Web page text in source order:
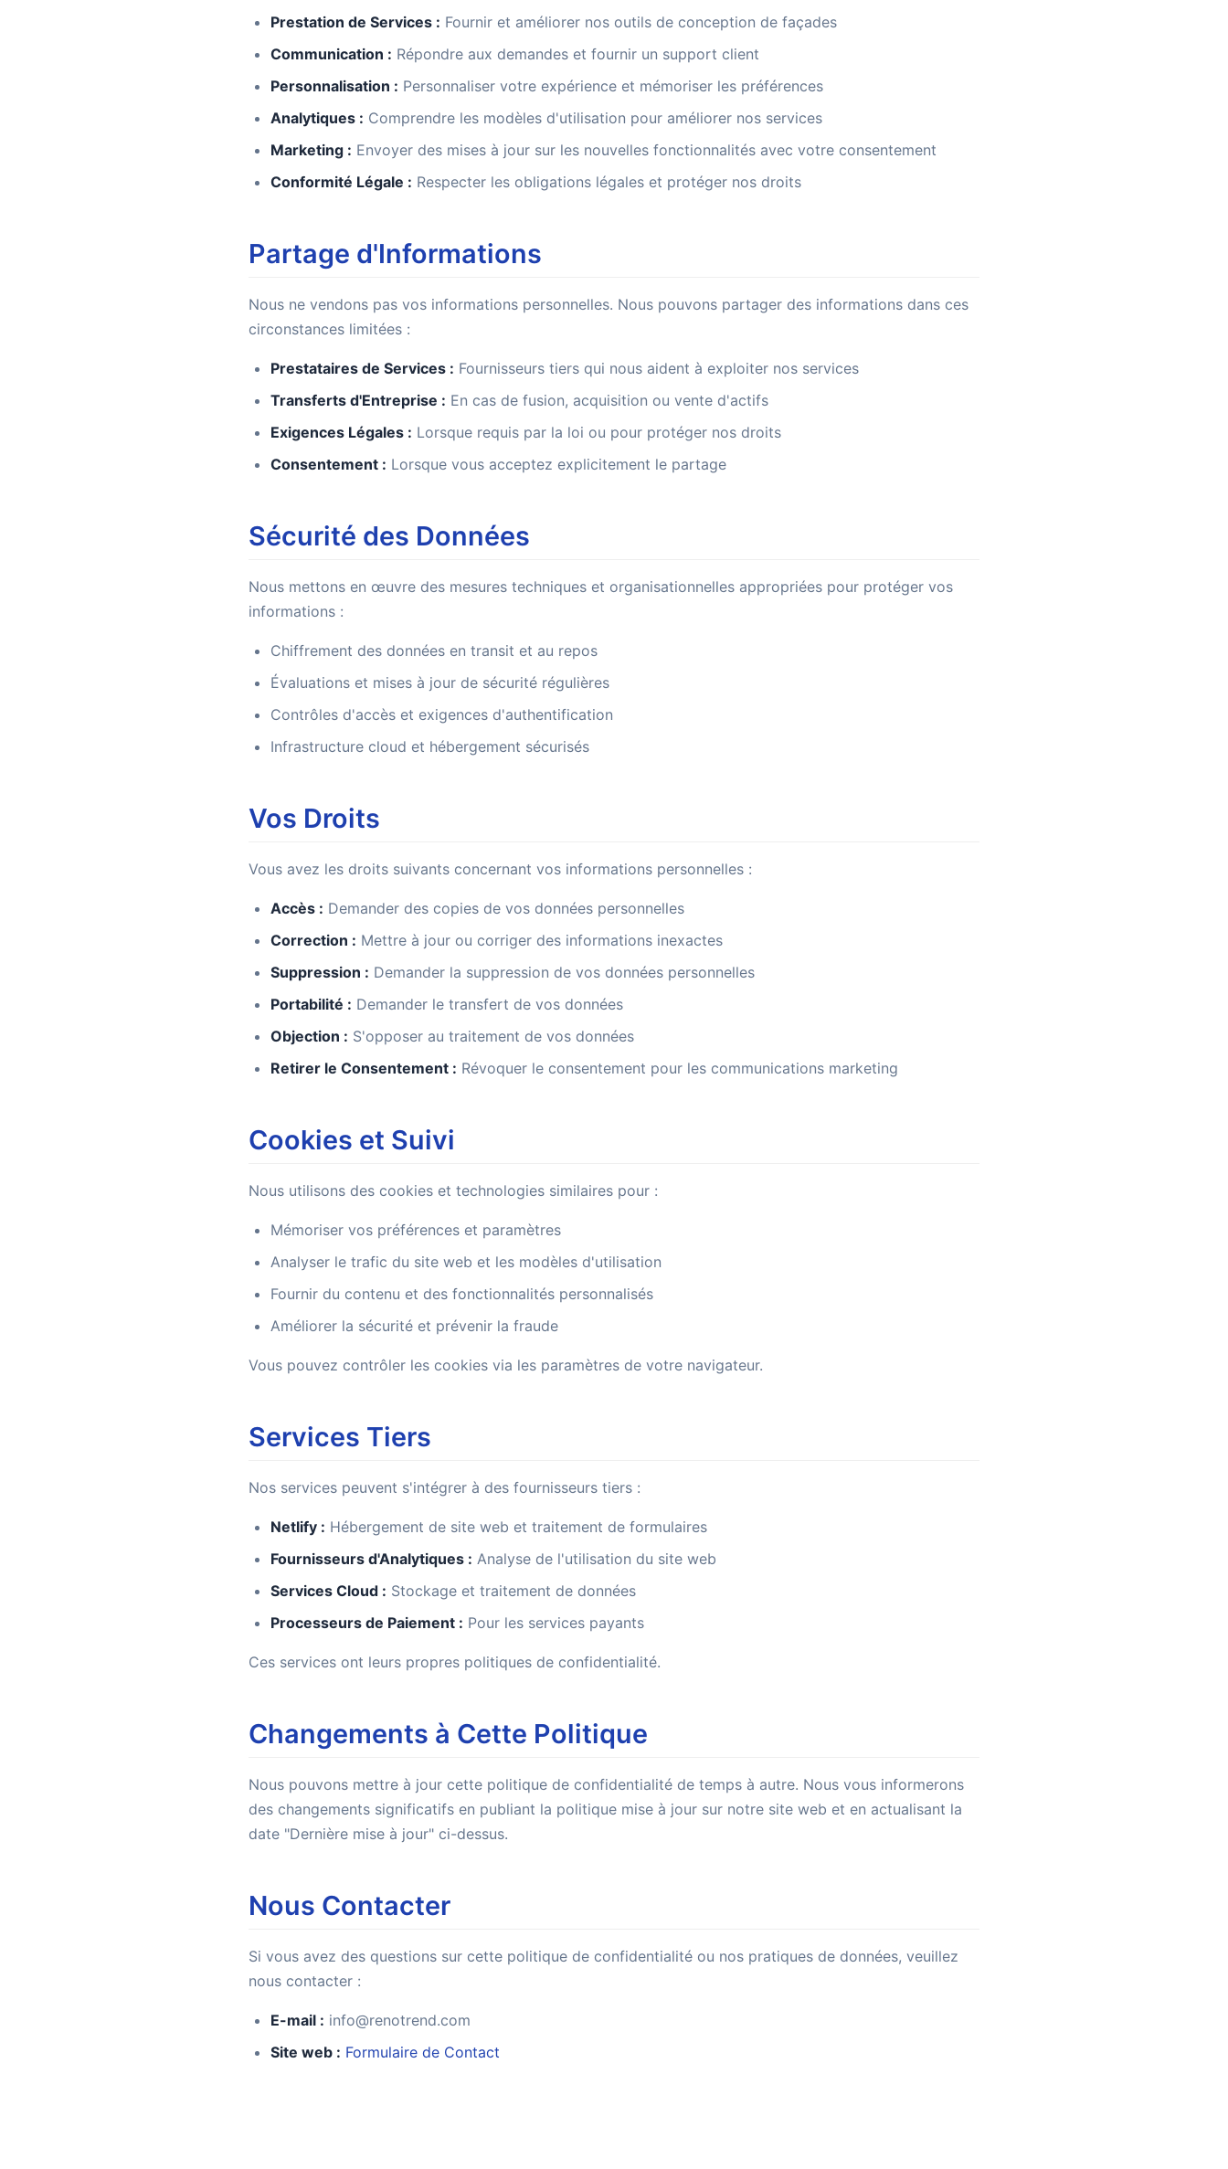
Prestation de Services : Fournir et améliorer nos outils de conception de façades
Communication : Répondre aux demandes et fournir un support client
Personnalisation : Personnaliser votre expérience et mémoriser les préférences
Analytiques : Comprendre les modèles d'utilisation pour améliorer nos services
Marketing : Envoyer des mises à jour sur les nouvelles fonctionnalités avec votre consentement
Conformité Légale : Respecter les obligations légales et protéger nos droits
Partage d'Informations
Nous ne vendons pas vos informations personnelles. Nous pouvons partager des informations dans ces
circonstances limitées :
Prestataires de Services : Fournisseurs tiers qui nous aident à exploiter nos services
Transferts d'Entreprise : En cas de fusion, acquisition ou vente d'actifs
Exigences Légales : Lorsque requis par la loi ou pour protéger nos droits
Consentement : Lorsque vous acceptez explicitement le partage
Sécurité des Données
Nous mettons en œuvre des mesures techniques et organisationnelles appropriées pour protéger vos
informations :
Chiffrement des données en transit et au repos
Évaluations et mises à jour de sécurité régulières
Contrôles d'accès et exigences d'authentification
Infrastructure cloud et hébergement sécurisés
Vos Droits
Vous avez les droits suivants concernant vos informations personnelles :
Accès : Demander des copies de vos données personnelles
Correction : Mettre à jour ou corriger des informations inexactes
Suppression : Demander la suppression de vos données personnelles
Portabilité : Demander le transfert de vos données
Objection : S'opposer au traitement de vos données
Retirer le Consentement : Révoquer le consentement pour les communications marketing
Cookies et Suivi
Nous utilisons des cookies et technologies similaires pour :
Mémoriser vos préférences et paramètres
Analyser le trafic du site web et les modèles d'utilisation
Fournir du contenu et des fonctionnalités personnalisés
Améliorer la sécurité et prévenir la fraude
Vous pouvez contrôler les cookies via les paramètres de votre navigateur.
Services Tiers
Nos services peuvent s'intégrer à des fournisseurs tiers :
Netlify : Hébergement de site web et traitement de formulaires
Fournisseurs d'Analytiques : Analyse de l'utilisation du site web
Services Cloud : Stockage et traitement de données
Processeurs de Paiement : Pour les services payants
Ces services ont leurs propres politiques de confidentialité.
Changements à Cette Politique
Nous pouvons mettre à jour cette politique de confidentialité de temps à autre. Nous vous informerons
des changements significatifs en publiant la politique mise à jour sur notre site web et en actualisant la
date "Dernière mise à jour" ci-dessus.
Nous Contacter
Si vous avez des questions sur cette politique de confidentialité ou nos pratiques de données, veuillez
nous contacter :
E-mail : info@renotrend.com
Site web : Formulaire de Contact